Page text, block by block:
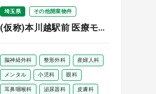
埼玉県 その他開業物件
(仮称)本川越駅前 医療モー
脳神経外科 整形外科 産婦人科
メンタル 小児科 眼科
耳鼻咽喉科 泌尿器科 皮膚科